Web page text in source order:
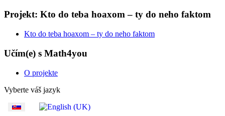
Projekt: Kto do teba hoaxom – ty do neho faktom
Kto do teba hoaxom – ty do neho faktom
Učím(e) s Math4you
O projekte
Vyberte váš jazyk